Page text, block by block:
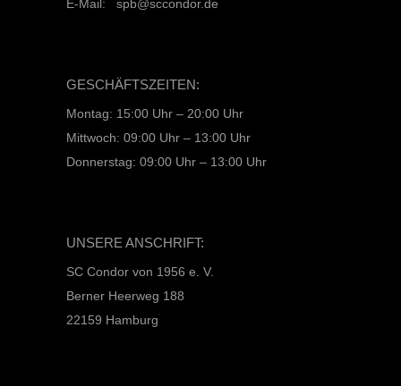
E-Mail: spb@sccondor.de
GESCHÄFTSZEITEN:
Montag: 15:00 Uhr – 20:00 Uhr
Mittwoch: 09:00 Uhr – 13:00 Uhr
Donnerstag: 09:00 Uhr – 13:00 Uhr
UNSERE ANSCHRIFT:
SC Condor von 1956 e. V.
Berner Heerweg 188
22159 Hamburg